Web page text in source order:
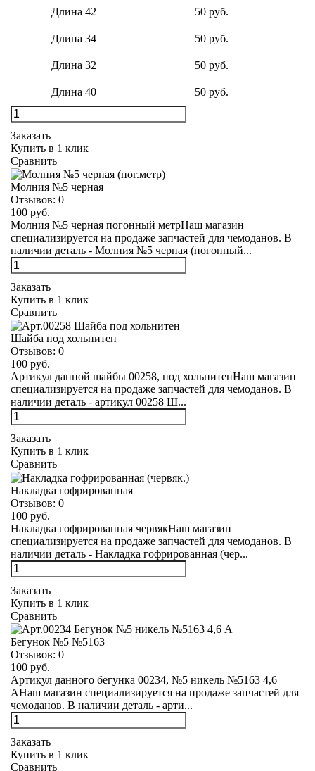
Длина 42 50 руб.
Длина 34 50 руб.
Длина 32 50 руб.
Длина 40 50 руб.
Заказать
Купить в 1 клик
Сравнить
Молния №5 черная
Отзывов: 0
100 руб.
Молния №5 черная погонный метрНаш магазин
специализируется на продаже запчастей для чемоданов. В
наличии деталь - Молния №5 черная (погонный...
Заказать
Купить в 1 клик
Сравнить
Шайба под хольнитен
Отзывов: 0
100 руб.
Артикул данной шайбы 00258, под хольнитенНаш магазин
специализируется на продаже запчастей для чемоданов. В
наличии деталь - артикул 00258 Ш...
Заказать
Купить в 1 клик
Сравнить
Накладка гофрированная
Отзывов: 0
100 руб.
Накладка гофрированная червякНаш магазин
специализируется на продаже запчастей для чемоданов. В
наличии деталь - Накладка гофрированная (чер...
Заказать
Купить в 1 клик
Сравнить
Бегунок №5 №5163
Отзывов: 0
100 руб.
Артикул данного бегунка 00234, №5 никель №5163 4,6
АНаш магазин специализируется на продаже запчастей для
чемоданов. В наличии деталь - арти...
Заказать
Купить в 1 клик
Сравнить